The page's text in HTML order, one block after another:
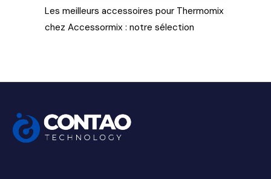
Les meilleurs accessoires pour Thermomix
chez Accessormix : notre sélection